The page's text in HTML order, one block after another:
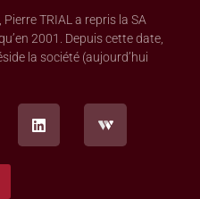
TRIAL a repris la SA
2001. Depuis cette date,
la société (aujourd’hui